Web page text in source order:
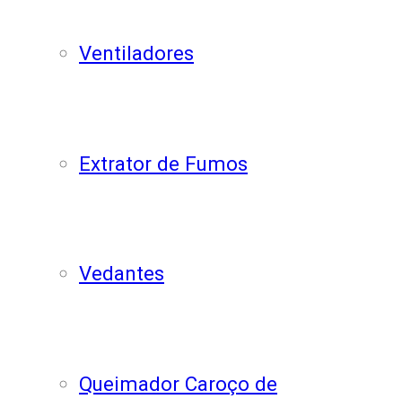
Ventiladores
Extrator de Fumos
Vedantes
Queimador Caroço de